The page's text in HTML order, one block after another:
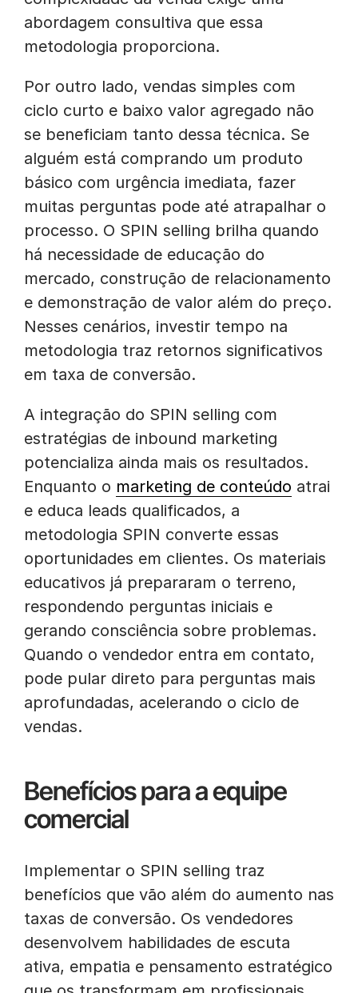
abordagem consultiva que essa
metodologia proporciona.
Por outro lado, vendas simples com
ciclo curto e baixo valor agregado não
se beneficiam tanto dessa técnica. Se
alguém está comprando um produto
básico com urgência imediata, fazer
muitas perguntas pode até atrapalhar o
processo. O SPIN selling brilha quando
há necessidade de educação do
mercado, construção de relacionamento
e demonstração de valor além do preço.
Nesses cenários, investir tempo na
metodologia traz retornos significativos
em taxa de conversão.
A integração do SPIN selling com
estratégias de inbound marketing
potencializa ainda mais os resultados.
Enquanto o marketing de conteúdo atrai
e educa leads qualificados, a
metodologia SPIN converte essas
oportunidades em clientes. Os materiais
educativos já prepararam o terreno,
respondendo perguntas iniciais e
gerando consciência sobre problemas.
Quando o vendedor entra em contato,
pode pular direto para perguntas mais
aprofundadas, acelerando o ciclo de
vendas.
Benefícios para a equipe
comercial
Implementar o SPIN selling traz
benefícios que vão além do aumento nas
taxas de conversão. Os vendedores
desenvolvem habilidades de escuta
ativa, empatia e pensamento estratégico